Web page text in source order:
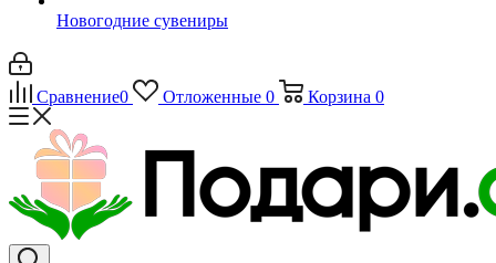
Новогодние сувениры
Сравнение0 Отложенные 0 Корзина 0